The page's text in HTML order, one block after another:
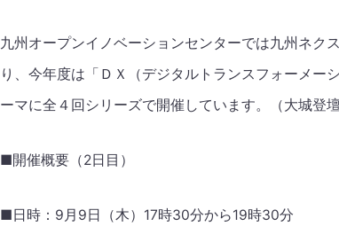
九州オープンイノベーションセンターでは九州ネク
り、今年度は「ＤＸ（デジタルトランスフォーメー
ーマに全４回シリーズで開催しています。（大城登壇
■開催概要（2日目）
■日時：9月9日（木）17時30分から19時30分